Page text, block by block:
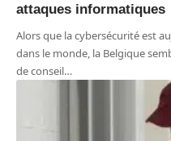
attaques informatiques
Alors que la cybersécurité est
dans le monde, la Belgique
de conseil…